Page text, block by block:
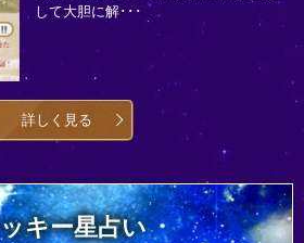
して大胆に解･･･
詳しく見る
キー星占い